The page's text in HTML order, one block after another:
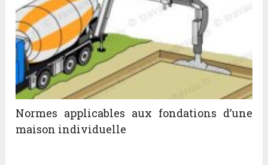
Normes applicables aux fondations d’une
maison individuelle